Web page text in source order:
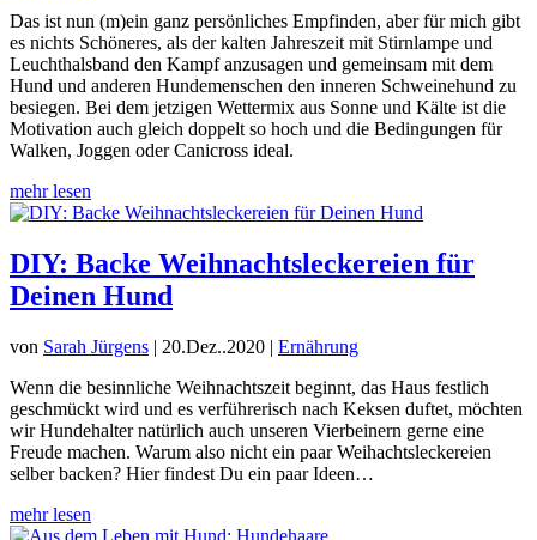
Das ist nun (m)ein ganz persönliches Empfinden, aber für mich gibt
es nichts Schöneres, als der kalten Jahreszeit mit Stirnlampe und
Leuchthalsband den Kampf anzusagen und gemeinsam mit dem
Hund und anderen Hundemenschen den inneren Schweinehund zu
besiegen. Bei dem jetzigen Wettermix aus Sonne und Kälte ist die
Motivation auch gleich doppelt so hoch und die Bedingungen für
Walken, Joggen oder Canicross ideal.
mehr lesen
DIY: Backe Weihnachtsleckereien für
Deinen Hund
von Sarah Jürgens | 20.Dez..2020 | Ernährung
Wenn die besinnliche Weihnachtszeit beginnt, das Haus festlich
geschmückt wird und es verführerisch nach Keksen duftet, möchten
wir Hundehalter natürlich auch unseren Vierbeinern gerne eine
Freude machen. Warum also nicht ein paar Weihachtsleckereien
selber backen? Hier findest Du ein paar Ideen…
mehr lesen